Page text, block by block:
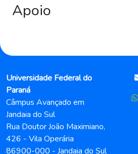
Apoio
Universidade Federal do
Paraná
Câmpus Avançado em
Jandaia do Sul
Rua Doutor João Maximiano,
426 - Vila Operária
86900-000 - Jandaia do Sul